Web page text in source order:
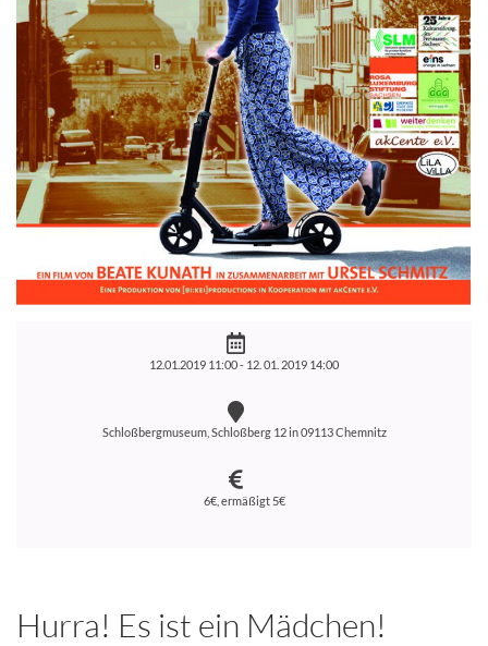
12.01.2019 11:00 - 12. 01. 2019 14:00
Schloßbergmuseum, Schloßberg 12 in 09113 Chemnitz
6€, ermäßigt 5€
Hurra! Es ist ein Mädchen!